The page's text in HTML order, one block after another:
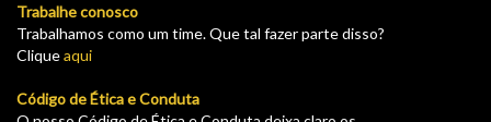
Trabalhe conosco
Trabalhamos como um time. Que tal fazer parte disso?
Cliqueaqui
Código de Ética e Conduta